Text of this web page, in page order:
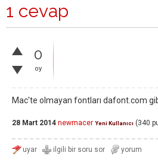
1 cevap
0
oy
Mac'te olmayan fontları dafont.com
28 Mart 2014 newmacer Yeni Kullanıcı (340